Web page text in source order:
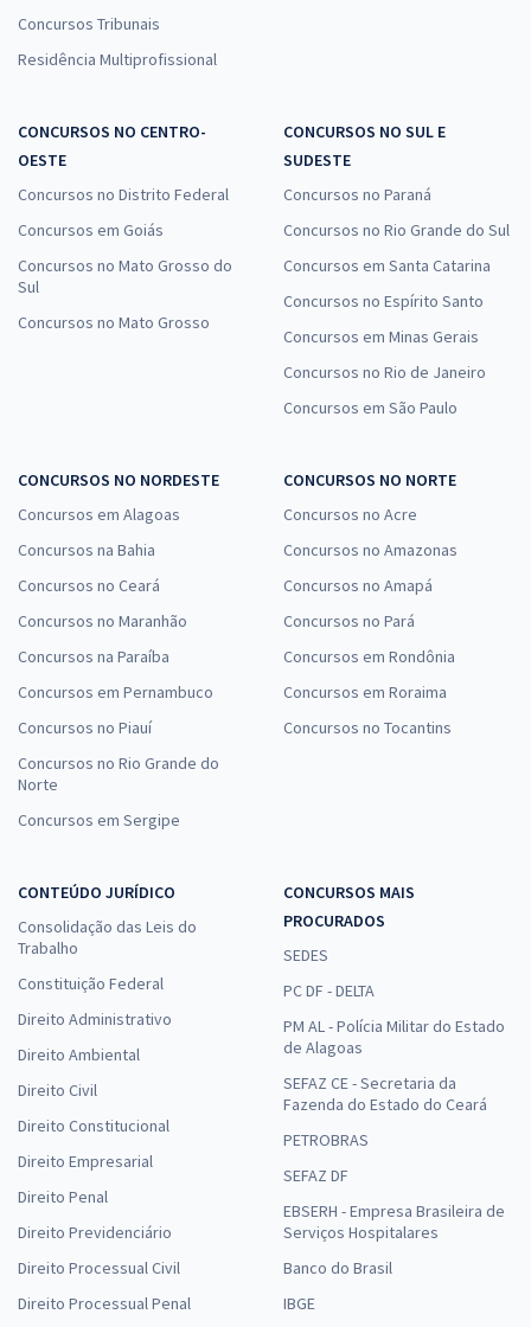
Concursos Tribunais
Residência Multiprofissional
CONCURSOS NO CENTRO-
OESTE
Concursos no Distrito Federal
Concursos em Goiás
Concursos no Mato Grosso do
Sul
Concursos no Mato Grosso
CONCURSOS NO SUL E
SUDESTE
Concursos no Paraná
Concursos no Rio Grande do Sul
Concursos em Santa Catarina
Concursos no Espírito Santo
Concursos em Minas Gerais
Concursos no Rio de Janeiro
Concursos em São Paulo
CONCURSOS NO NORDESTE
Concursos em Alagoas
Concursos na Bahia
Concursos no Ceará
Concursos no Maranhão
Concursos na Paraíba
Concursos em Pernambuco
Concursos no Piauí
Concursos no Rio Grande do
Norte
Concursos em Sergipe
CONCURSOS NO NORTE
Concursos no Acre
Concursos no Amazonas
Concursos no Amapá
Concursos no Pará
Concursos em Rondônia
Concursos em Roraima
Concursos no Tocantins
CONTEÚDO JURÍDICO
Consolidação das Leis do
Trabalho
Constituição Federal
Direito Administrativo
Direito Ambiental
Direito Civil
Direito Constitucional
Direito Empresarial
Direito Penal
Direito Previdenciário
Direito Processual Civil
Direito Processual Penal
CONCURSOS MAIS
PROCURADOS
SEDES
PC DF - DELTA
PM AL - Polícia Militar do Estado
de Alagoas
SEFAZ CE - Secretaria da
Fazenda do Estado do Ceará
PETROBRAS
SEFAZ DF
EBSERH - Empresa Brasileira de
Serviços Hospitalares
Banco do Brasil
IBGE